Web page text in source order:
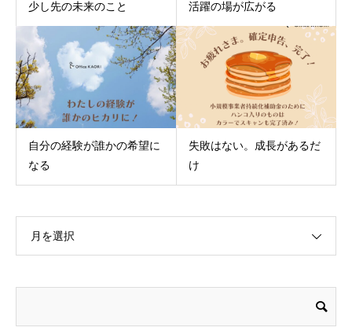
少し先の未来のこと 活躍の場が広がる
自分の経験が誰かの希望に
なる
失敗はない。成長があるだ
け
月を選択